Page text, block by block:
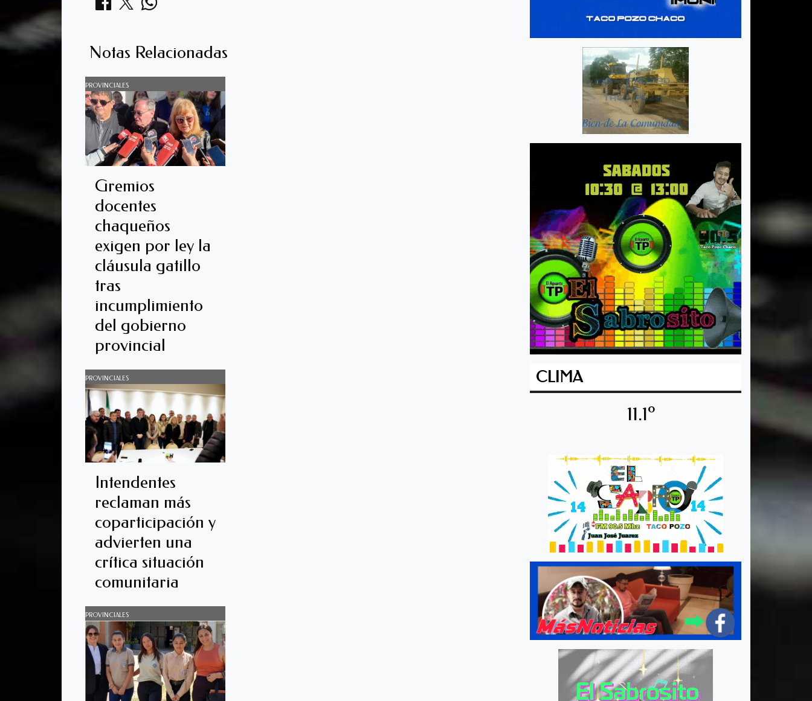
Notas Relacionadas
PROVINCIALES
Gremios
docentes
chaqueños
exigen por ley la
cláusula gatillo
tras
incumplimiento
del gobierno
provincial
PROVINCIALES
Intendentes
reclaman más
coparticipación y
advierten una
crítica situación
comunitaria
PROVINCIALES
CLIMA
11.1º